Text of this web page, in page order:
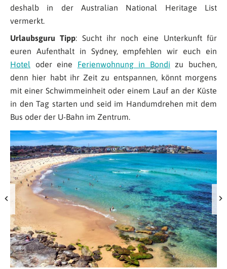
deshalb in der Australian National Heritage List
vermerkt.
Urlaubsguru Tipp: Sucht ihr noch eine Unterkunft für
euren Aufenthalt in Sydney, empfehlen wir euch ein
Hotel oder eine Ferienwohnung in Bondi zu buchen,
denn hier habt ihr Zeit zu entspannen, könnt morgens
mit einer Schwimmeinheit oder einem Lauf an der Küste
in den Tag starten und seid im Handumdrehen mit dem
Bus oder der U-Bahn im Zentrum.